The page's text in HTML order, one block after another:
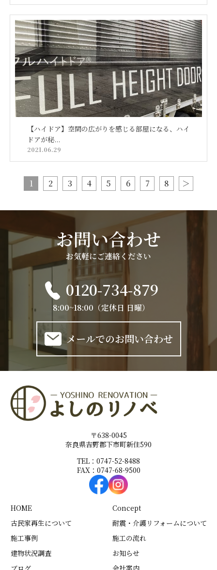
【ハイドア】空間の広がりを感じる部屋になる、ハイ
ドアが秘...
2021.06.29
1 2 3 4 5 6 7 8 ＞
お問い合わせ
お気軽にご連絡ください
0120-734-879
8:00~18:00（定休日 日曜）
メールでのお問い合わせ
〒638-0045
奈良県吉野郡下市町新住590
TEL：0747-52-8488
FAX：0747-68-9500
HOME
Concept
古民家再生について
耐震・介護リフォームについて
施工事例
施工の流れ
建物状況調査
お知らせ